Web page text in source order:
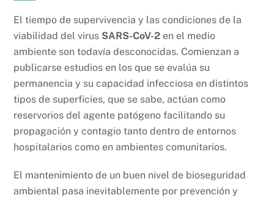
El tiempo de supervivencia y las condiciones de la
viabilidad del virus SARS-CoV-2 en el medio
ambiente son todavía desconocidas. Comienzan a
publicarse estudios en los que se evalúa su
permanencia y su capacidad infecciosa en distintos
tipos de superficies, que se sabe, actúan como
reservorios del agente patógeno facilitando su
propagación y contagio tanto dentro de entornos
hospitalarios como en ambientes comunitarios.
El mantenimiento de un buen nivel de bioseguridad
ambiental pasa inevitablemente por prevención y